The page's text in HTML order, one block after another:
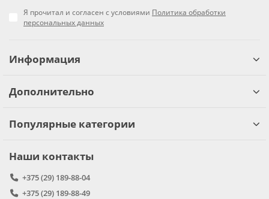
Я прочитал и согласен с условиями Политика обработки
персональных данных
Информация
Дополнительно
Популярные категории
Наши контакты
+375 (29) 189-88-04
+375 (29) 189-88-49